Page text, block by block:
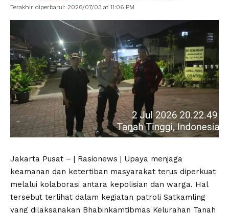
Terakhir diperbarui: 2026/07/03 at 11:06 PM
Jakarta Pusat – | Rasionews | Upaya menjaga
keamanan dan ketertiban masyarakat terus diperkuat
melalui kolaborasi antara kepolisian dan warga. Hal
tersebut terlihat dalam kegiatan patroli Satkamling
yang dilaksanakan Bhabinkamtibmas Kelurahan Tanah